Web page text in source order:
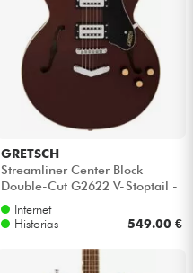
GRETSCH
Streamliner Center Block
Double-Cut G2622 V-Stoptail -
Copper metallic
Internet
Historias
549.00 €